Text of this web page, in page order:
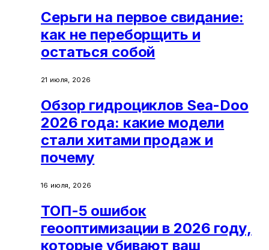
Серьги на первое свидание:
как не переборщить и
остаться собой
21 июля, 2026
Обзор гидроциклов Sea-Doo
2026 года: какие модели
стали хитами продаж и
почему
16 июля, 2026
ТОП-5 ошибок
геооптимизации в 2026 году,
которые убивают ваш